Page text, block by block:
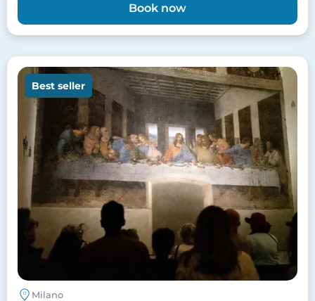
Book now
Image
Best seller
Milano